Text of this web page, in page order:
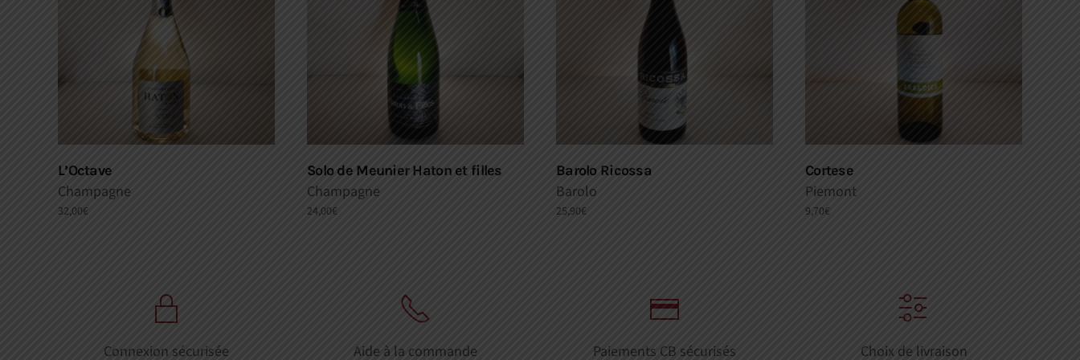
L’Octave
Champagne
32,00€
Solo de Meunier Haton et filles
Champagne
24,00€
Barolo Ricossa
Barolo
25,90€
Cortese
Piemont
9,70€
Connexion sécurisée Aide à la commande Paiements CB sécurisés Choix de livraison